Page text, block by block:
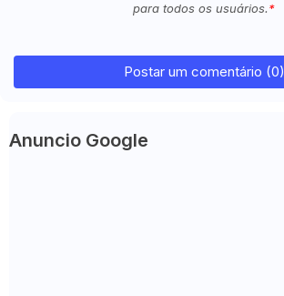
para todos os usuários.
Postar um comentário (0)
Anuncio Google